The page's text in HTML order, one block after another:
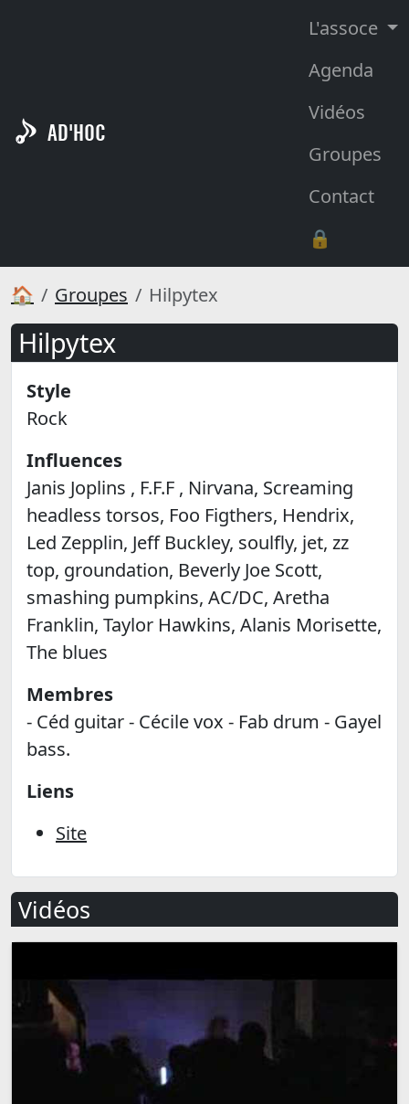
AD'HOC
L'assoce
Agenda
Vidéos
Groupes
Contact
🔒
🏠 Groupes Hilpytex
Hilpytex
Style
Rock
Influences
Janis Joplins , F.F.F , Nirvana, Screaming
headless torsos, Foo Figthers, Hendrix,
Led Zepplin, Jeff Buckley, soulfly, jet, zz
top, groundation, Beverly Joe Scott,
smashing pumpkins, AC/DC, Aretha
Franklin, Taylor Hawkins, Alanis Morisette,
The blues
Membres
- Céd guitar - Cécile vox - Fab drum - Gayel
bass.
Liens
Site
Vidéos